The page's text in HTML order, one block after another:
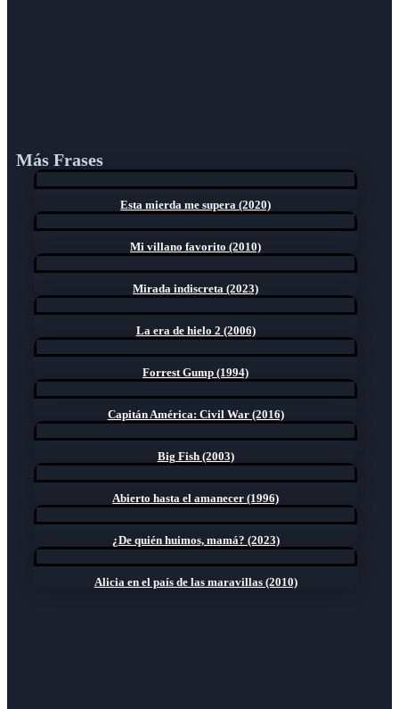
Más Frases
Esta mierda me supera (2020)
Mi villano favorito (2010)
Mirada indiscreta (2023)
La era de hielo 2 (2006)
Forrest Gump (1994)
Capitán América: Civil War (2016)
Big Fish (2003)
Abierto hasta el amanecer (1996)
¿De quién huimos, mamá? (2023)
Alicia en el país de las maravillas (2010)